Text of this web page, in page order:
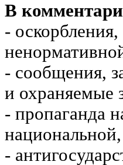
В
-
- сообщения,
и охраняемые
- пропаганда
-